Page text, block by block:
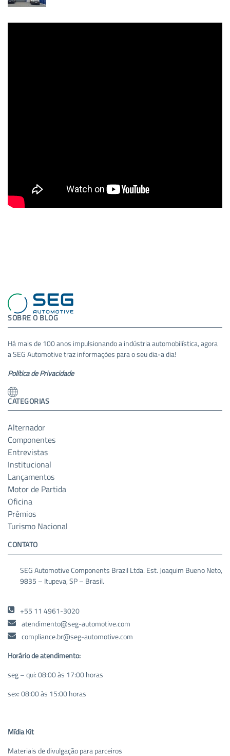
SOBRE O BLOG
Há mais de 100 anos impulsionando a indústria automobilística, agora
a SEG Automotive traz informações para o seu dia-a dia!
Política de Privacidade
CATEGORIAS
Alternador
Componentes
Entrevistas
Institucional
Lançamentos
Motor de Partida
Oficina
Prêmios
Turismo Nacional
CONTATO
SEG Automotive Components Brazil Ltda. Est. Joaquim Bueno Neto,
9835 – Itupeva, SP – Brasil.
+55 11 4961-3020
atendimento@seg-automotive.com
compliance.br@seg-automotive.com
Horário de atendimento:
seg – qui: 08:00 às 17:00 horas
sex: 08:00 às 15:00 horas
Mídia Kit
Materiais de divulgação para parceiros